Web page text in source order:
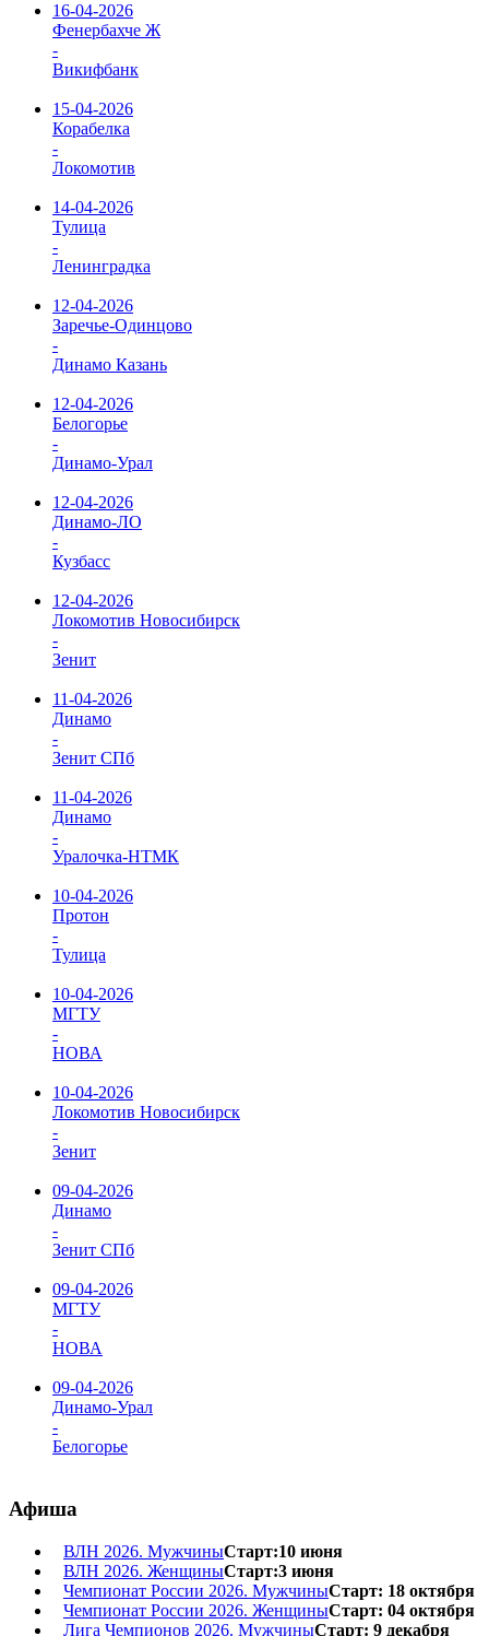
16-04-2026
Фенербахче Ж
-
Викифбанк
15-04-2026
Корабелка
-
Локомотив
14-04-2026
Тулица
-
Ленинградка
12-04-2026
Заречье-Одинцово
-
Динамо Казань
12-04-2026
Белогорье
-
Динамо-Урал
12-04-2026
Динамо-ЛО
-
Кузбасс
12-04-2026
Локомотив Новосибирск
-
Зенит
11-04-2026
Динамо
-
Зенит СПб
11-04-2026
Динамо
-
Уралочка-НТМК
10-04-2026
Протон
-
Тулица
10-04-2026
МГТУ
-
НОВА
10-04-2026
Локомотив Новосибирск
-
Зенит
09-04-2026
Динамо
-
Зенит СПб
09-04-2026
МГТУ
-
НОВА
09-04-2026
Динамо-Урал
-
Белогорье
Афиша
ВЛН 2026. МужчиныСтарт:10 июня
ВЛН 2026. ЖенщиныСтарт:3 июня
Чемпионат России 2026. МужчиныСтарт: 18 октября
Чемпионат России 2026. ЖенщиныСтарт: 04 октября
Лига Чемпионов 2026. МужчиныСтарт: 9 декабря